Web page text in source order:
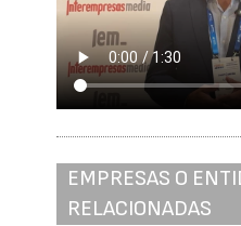
EMPRESAS O
RELACIONADAS